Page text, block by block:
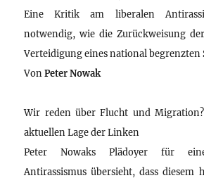
Eine Kritik am liberalen
notwendig, wie die Zurückweisung
Verteidigung eines national begrenzten
VonPeter Nowak
Wir reden über Flucht und
aktuellen Lage der Linken
Peter Nowaks Plädoyer für
Antirassismus übersieht, dass